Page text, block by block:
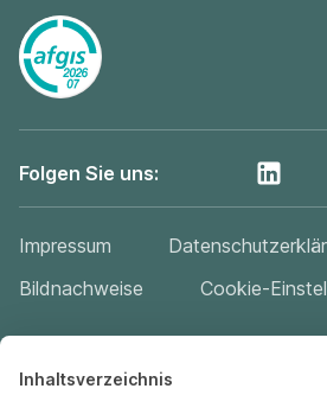
Inhaltsverzeichnis
Folgen Sie uns:
Impressum
Bildnachweise
Cookie-